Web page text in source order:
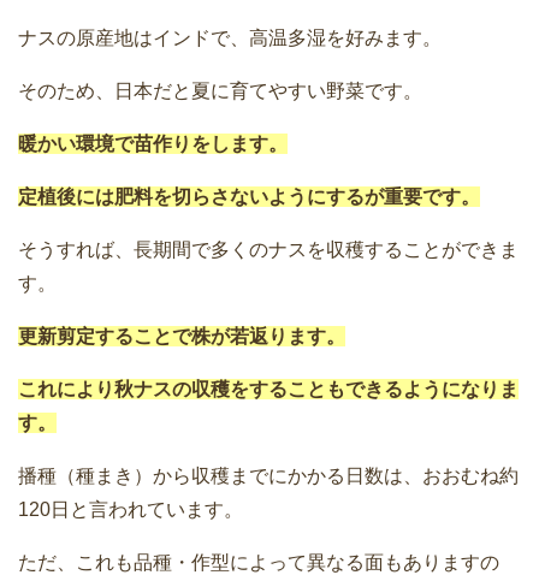
ナスの原産地はインドで、高温多湿を好みます。
そのため、日本だと夏に育てやすい野菜です。
暖かい環境で苗作りをします。
定植後には肥料を切らさないようにするが重要です。
そうすれば、長期間で多くのナスを収穫することができま
す。
更新剪定することで株が若返ります。
これにより秋ナスの収穫をすることもできるようになりま
す。
播種（種まき）から収穫までにかかる日数は、おおむね約
120日と言われています。
ただ、これも品種・作型によって異なる面もありますの